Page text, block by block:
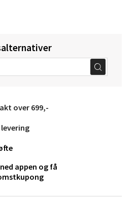
over 699,-
levering
appen og få
Senter Orkanger
Orkdalsveien 113, 7300